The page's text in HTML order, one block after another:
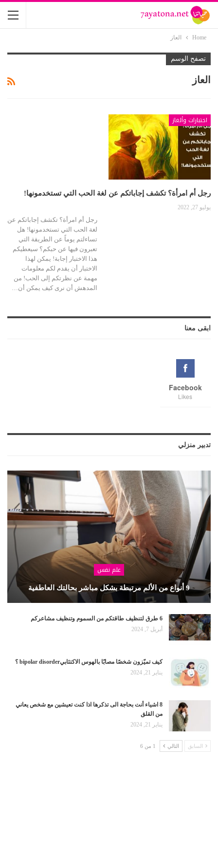
Home العاز
تصفح الوسم
العاز
اختبارات وألغاز
رجل أم امرأة؟ تكشف إجاباتكم عن لغة الحب التي تستخدمونها!
يوليو 27, 2022
رجل أم امرأة؟ تكشف إجاباتكم عن
لغة الحب التي تستخدمونها! هل
تساءلتم يوماً عن الطريقة التي
تعبرون فيها عن حبكم؟ سيعطيكم
هذا الاختبار إجابة! يمكن لهذا
الاختبار أن يقدم لكم معلومات
مهمة عن نظرتكم إلى الحب! من
المدهش أن نرى كيف يمكن أن…
ابقى معنا
Facebook
Likes
تدبير منزلي
علم نفس
9 أنواع من الألم مرتبطة بشكل مباشر بحالتك العاطفية
6 طرق لتنظيف طاقتكم من السموم وتنظيف مشاعركم
أبريل 7, 2024
كيف تميّزون شخصًا مصابًا بالهوس الاكتئابيbipolar disorder ؟
يناير 21, 2024
8 اشياء أنت بحاجة الى تذكرها اذا كنت تعيشين مع شخص يعاني
من القلق
يناير 21, 2024
السابق التالي 1 من 6